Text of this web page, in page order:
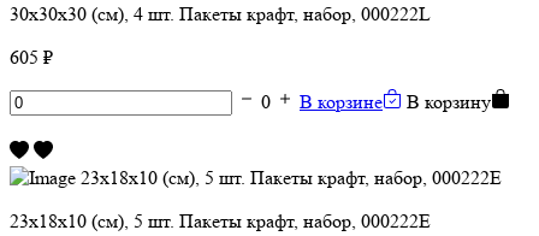
30х30х30 (см), 4 шт. Пакеты крафт, набор, 000222L
605 ₽
0
В корзине В корзину
23х18х10 (см), 5 шт. Пакеты крафт, набор, 000222E